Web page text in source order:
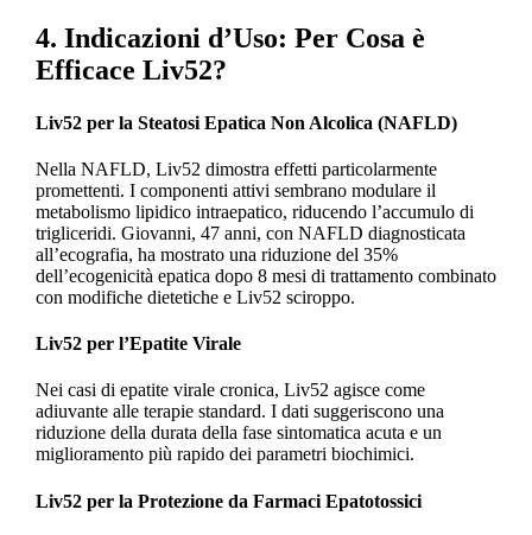
4. Indicazioni d’Uso: Per Cosa è
Efficace Liv52?
Liv52 per la Steatosi Epatica Non Alcolica (NAFLD)
Nella NAFLD, Liv52 dimostra effetti particolarmente
promettenti. I componenti attivi sembrano modulare il
metabolismo lipidico intraepatico, riducendo l’accumulo di
trigliceridi. Giovanni, 47 anni, con NAFLD diagnosticata
all’ecografia, ha mostrato una riduzione del 35%
dell’ecogenicità epatica dopo 8 mesi di trattamento combinato
con modifiche dietetiche e Liv52 sciroppo.
Liv52 per l’Epatite Virale
Nei casi di epatite virale cronica, Liv52 agisce come
adiuvante alle terapie standard. I dati suggeriscono una
riduzione della durata della fase sintomatica acuta e un
miglioramento più rapido dei parametri biochimici.
Liv52 per la Protezione da Farmaci Epatotossici